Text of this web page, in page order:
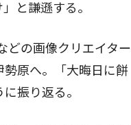
と謙遜する。
どの画像クリエイター
勢原へ。「大晦日に餅
振り返る。